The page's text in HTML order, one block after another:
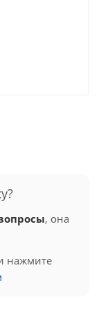
, она
нажмите